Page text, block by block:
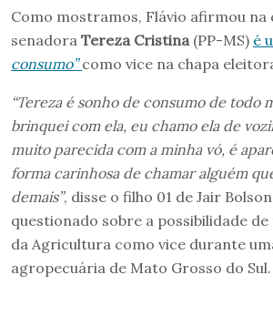
Como mostramos, Flávio afirmou na
senadora Tereza Cristina (PP-MS) é
consumo” como vice na chapa
“Tereza é sonho de consumo de todo
brinquei com ela, eu chamo ela de
muito parecida com a minha vó, é
forma carinhosa de chamar alguém
demais”, disse o filho 01 de Jair
questionado sobre a possibilidade
da Agricultura como vice durante
agropecuária de Mato Grosso do Sul.